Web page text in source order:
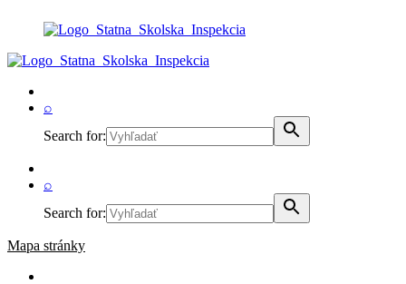
⌕
Search for:
⌕
Search for:
Mapa stránky